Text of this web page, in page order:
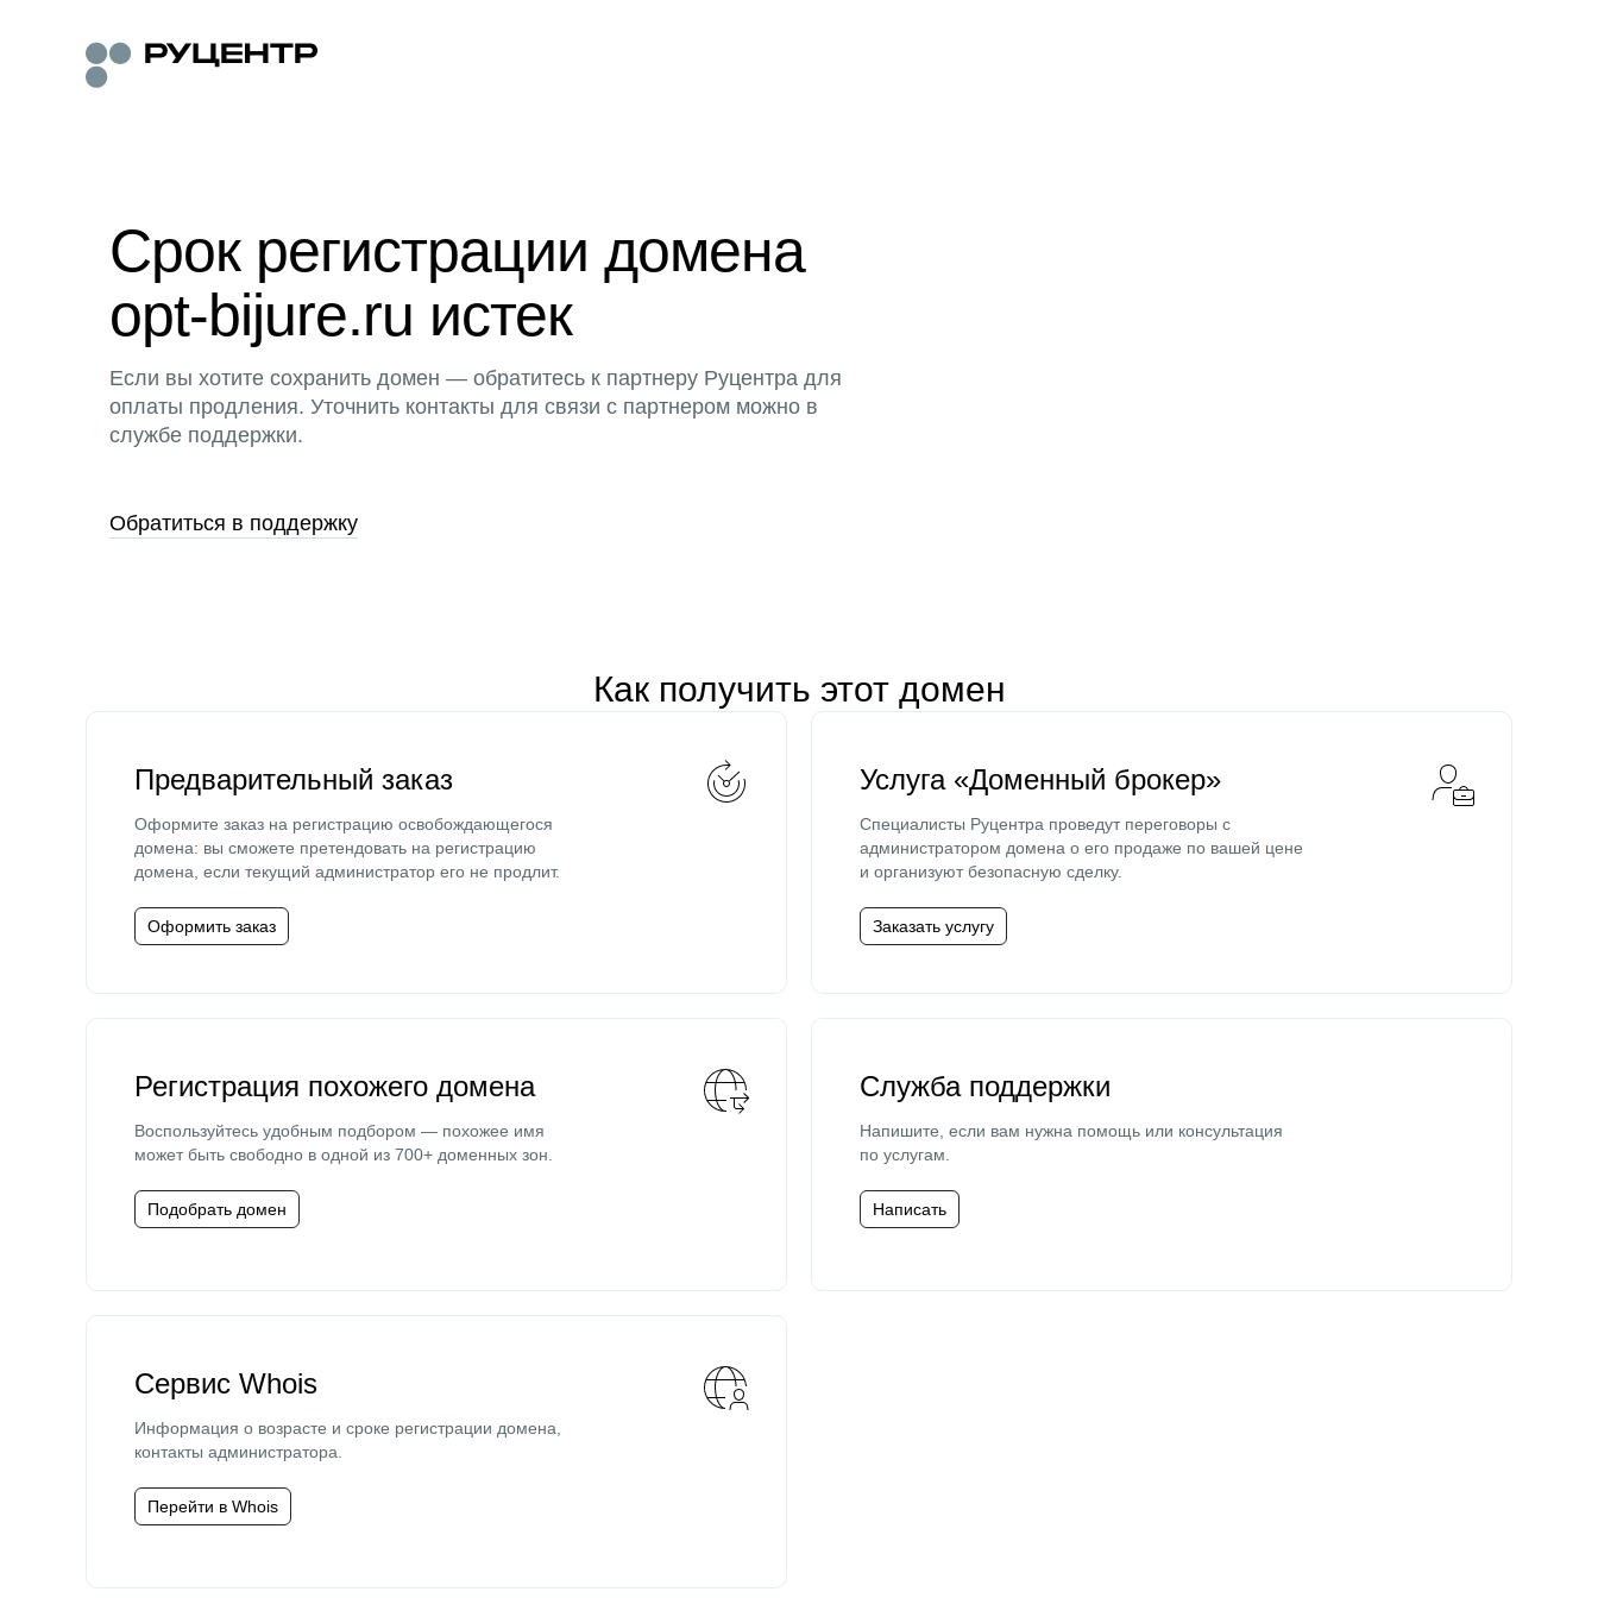
Срок регистрации домена
opt-bijure.ru истек
Если вы хотите сохранить домен — обратитесь к партнеру Руцентра для
оплаты продления. Уточнить контакты для связи с партнером можно в
службе поддержки.
Обратиться в поддержку
Как получить этот домен
Предварительный заказ
Оформите заказ на регистрацию освобождающегося
домена: вы сможете претендовать на регистрацию
домена, если текущий администратор его не продлит.
Оформить заказ
Услуга «Доменный брокер»
Специалисты Руцентра проведут переговоры с
администратором домена о его продаже по вашей цене
и организуют безопасную сделку.
Заказать услугу
Регистрация похожего домена
Воспользуйтесь удобным подбором — похожее имя
может быть свободно в одной из 700+ доменных зон.
Подобрать домен
Служба поддержки
Напишите, если вам нужна помощь или консультация
по услугам.
Написать
Сервис Whois
Информация о возрасте и сроке регистрации домена,
контакты администратора.
Перейти в Whois